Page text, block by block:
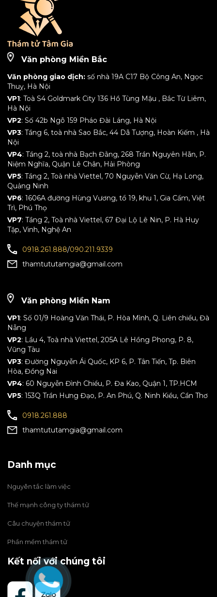
Văn phòng Miền Bắc
Văn phòng giao dịch: số nhà 19A C17 Bộ Công An, Ngọc
Thuỵ, Hà Nội
VP1: Toà S4 Goldmark City 136 Hồ Tùng Mậu , Bắc Từ Liêm,
Hà Nội
VP2: Số 42b Ngõ 159 Pháo Đài Láng, Hà Nội
VP3: Tầng 6, toà nhà Sao Bắc, 44 Dã Tượng, Hoàn Kiếm , Hà
Nội
VP4: Tầng 2, toà nhà Bạch Đằng, 268 Trần Nguyên Hãn, P.
Niệm Nghĩa, Quận Lê Chân, Hải Phòng
VP5: Tầng 2, Toà nhà Viettel, 70 Nguyễn Văn Cừ, Hạ Long,
Quảng Ninh
VP6: 1606A đường Hùng Vương, tổ 19, khu 1, Gia Cẩm, Việt
Trì, Phú Thọ
VP7: Tầng 2, Toà nhà Viettel, 67 Đại Lộ Lê Nin, P. Hà Huy
Tập, Vinh, Nghệ An
0918.261.888/090.211.9339
thamtututamgia@gmail.com
Văn phòng Miền Nam
VP1: Số 01/9 Hoàng Văn Thái, P. Hòa Mình, Q. Liên chiểu, Đà
Nẵng
VP2: Lầu 4, Toà nhà Viettel, 205A Lê Hồng Phong, P. 8,
Vũng Tàu
VP3: Đường Nguyễn Ái Quốc, KP 6, P. Tân Tiến, Tp. Biên
Hòa, Đồng Nai
VP4: 60 Nguyễn Đình Chiểu, P. Đa Kao, Quận 1, TP.HCM
VP5: 153Q Trần Hưng Đạo, P. An Phú, Q. Ninh Kiều, Cần Thơ
0918.261.888
thamtututamgia@gmail.com
Danh mục
Nguyên tắc làm việc
Thế mạnh công ty thám tử
Câu chuyện thám tử
Phần mềm thám tử
Kết nối với chúng tôi